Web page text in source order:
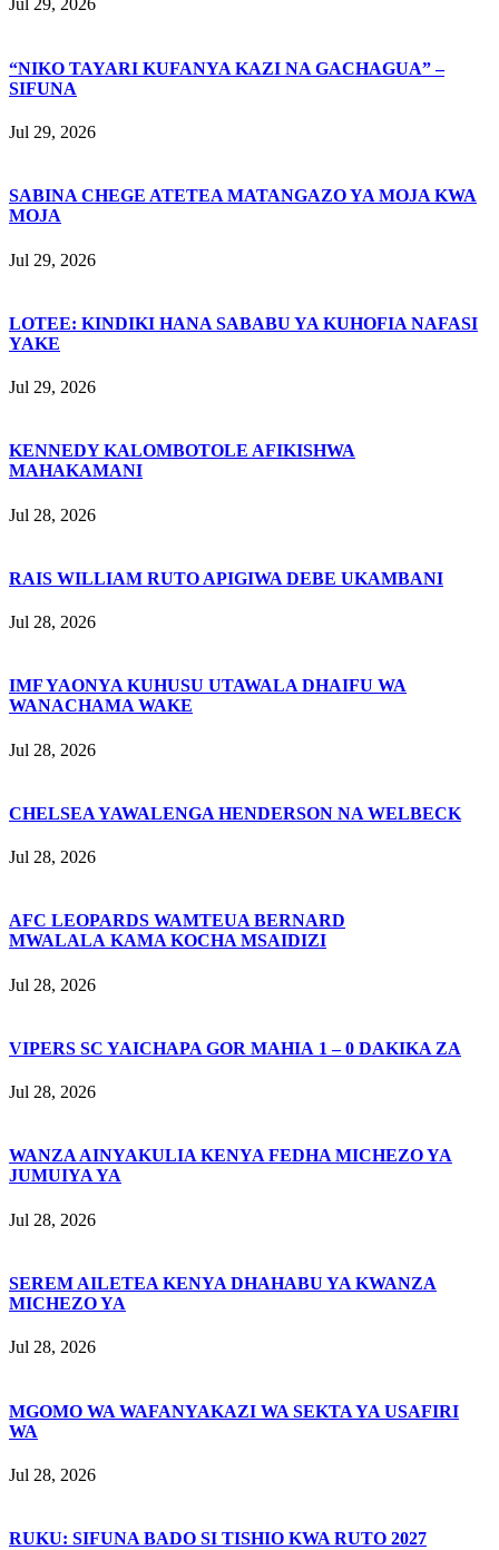
Jul 29, 2026
“NIKO TAYARI KUFANYA KAZI NA GACHAGUA” –
SIFUNA
Jul 29, 2026
SABINA CHEGE ATETEA MATANGAZO YA MOJA KWA
MOJA
Jul 29, 2026
LOTEE: KINDIKI HANA SABABU YA KUHOFIA NAFASI
YAKE
Jul 29, 2026
KENNEDY KALOMBOTOLE AFIKISHWA
MAHAKAMANI
Jul 28, 2026
RAIS WILLIAM RUTO APIGIWA DEBE UKAMBANI
Jul 28, 2026
IMF YAONYA KUHUSU UTAWALA DHAIFU WA
WANACHAMA WAKE
Jul 28, 2026
CHELSEA YAWALENGA HENDERSON NA WELBECK
Jul 28, 2026
AFC LEOPARDS WAMTEUA BERNARD
MWALALA KAMA KOCHA MSAIDIZI
Jul 28, 2026
VIPERS SC YAICHAPA GOR MAHIA 1 – 0 DAKIKA ZA
Jul 28, 2026
WANZA AINYAKULIA KENYA FEDHA MICHEZO YA
JUMUIYA YA
Jul 28, 2026
SEREM AILETEA KENYA DHAHABU YA KWANZA
MICHEZO YA
Jul 28, 2026
MGOMO WA WAFANYAKAZI WA SEKTA YA USAFIRI
WA
Jul 28, 2026
RUKU: SIFUNA BADO SI TISHIO KWA RUTO 2027